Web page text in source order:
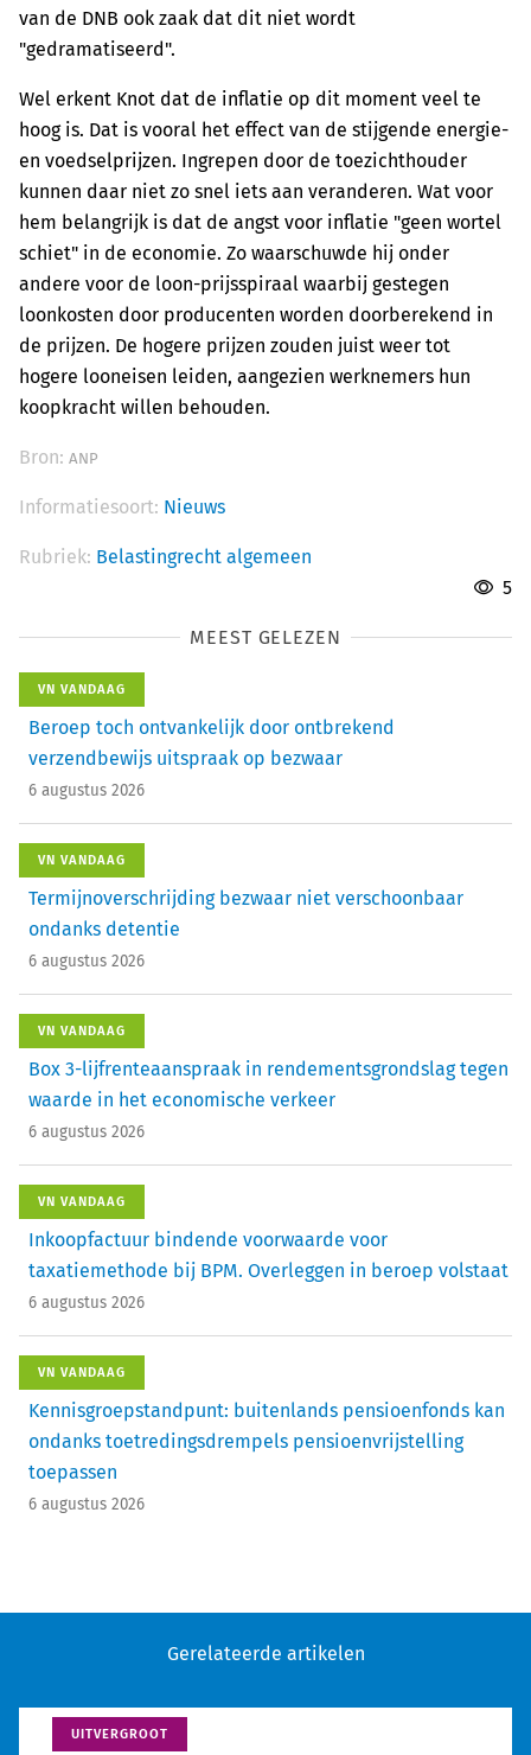
van de DNB ook zaak dat dit niet wordt
"gedramatiseerd".
Wel erkent Knot dat de inflatie op dit moment veel te
hoog is. Dat is vooral het effect van de stijgende energie-
en voedselprijzen. Ingrepen door de toezichthouder
kunnen daar niet zo snel iets aan veranderen. Wat voor
hem belangrijk is dat de angst voor inflatie "geen wortel
schiet" in de economie. Zo waarschuwde hij onder
andere voor de loon-prijsspiraal waarbij gestegen
loonkosten door producenten worden doorberekend in
de prijzen. De hogere prijzen zouden juist weer tot
hogere looneisen leiden, aangezien werknemers hun
koopkracht willen behouden.
Bron: ANP
Informatiesoort: Nieuws
Rubriek: Belastingrecht algemeen
5
MEEST GELEZEN
VN VANDAAG
Beroep toch ontvankelijk door ontbrekend
verzendbewijs uitspraak op bezwaar
6 augustus 2026
VN VANDAAG
Termijnoverschrijding bezwaar niet verschoonbaar
ondanks detentie
6 augustus 2026
VN VANDAAG
Box 3-lijfrenteaanspraak in rendementsgrondslag tegen
waarde in het economische verkeer
6 augustus 2026
VN VANDAAG
Inkoopfactuur bindende voorwaarde voor
taxatiemethode bij BPM. Overleggen in beroep volstaat
6 augustus 2026
VN VANDAAG
Kennisgroepstandpunt: buitenlands pensioenfonds kan
ondanks toetredingsdrempels pensioenvrijstelling
toepassen
6 augustus 2026
Gerelateerde artikelen
UITVERGROOT